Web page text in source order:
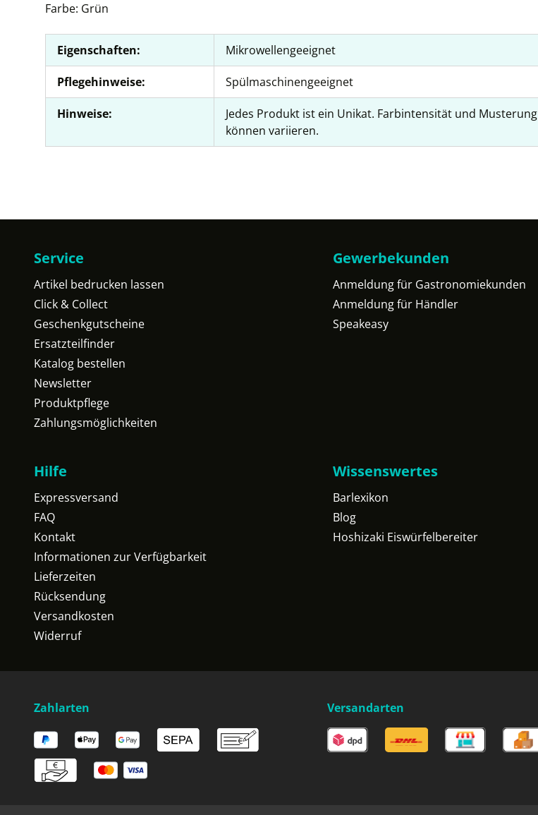
Farbe: Grün
Eigenschaften: Mikrowellengeeignet
Pflegehinweise: Spülmaschinengeeignet
Hinweise:
Jedes Produkt ist ein Unikat. Farbintensität und Musterung
können variieren.
Service
Artikel bedrucken lassen
Click & Collect
Geschenkgutscheine
Ersatzteilfinder
Katalog bestellen
Newsletter
Produktpflege
Zahlungsmöglichkeiten
Gewerbekunden
Anmeldung für Gastronomiekunden
Anmeldung für Händler
Speakeasy
Hilfe
Expressversand
FAQ
Kontakt
Informationen zur Verfügbarkeit
Lieferzeiten
Rücksendung
Versandkosten
Widerruf
Wissenswertes
Barlexikon
Blog
Hoshizaki Eiswürfelbereiter
Zahlarten Versandarten